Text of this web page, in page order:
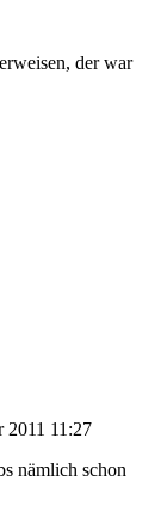
der war
2011 11:27
nämlich schon